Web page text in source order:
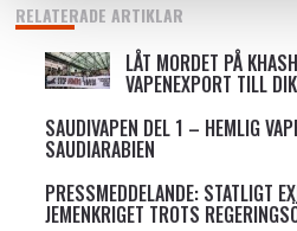
RELATERADE ARTIKLAR
LÅT MORDET PÅ
VAPENEXPORT TILL
SAUDIVAPEN DEL 1 – HEMLIG
SAUDIARABIEN
PRESSMEDDELANDE: STATLIGT
JEMENKRIGET TROTS